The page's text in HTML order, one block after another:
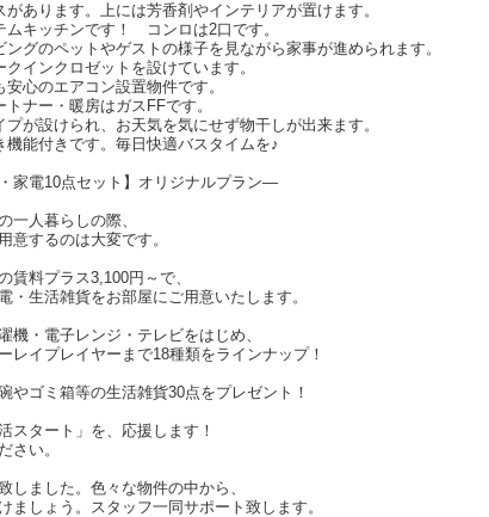
あります。上には芳香剤やインテリアが置けます。
ムキッチンです！ コンロは2口です。
グのペットやゲストの様子を見ながら家事が進められます。
インクロゼットを設けています。
心のエアコン設置物件です。
ナー・暖房はガスFFです。
が設けられ、お天気を気にせず物干しが出来ます。
能付きです。毎日快適バスタイムを♪
家電10点セット】オリジナルプラン―
一人暮らしの際、
意するのは大変です。
賃料プラス3,100円～で、
・生活雑貨をお部屋にご用意いたします。
機・電子レンジ・テレビをはじめ、
レイプレイヤーまで18種類をラインナップ！
やゴミ箱等の生活雑貨30点をプレゼント！
スタート」を、応援します！
さい。
しました。色々な物件の中から、
ましょう。スタッフ一同サポート致します。